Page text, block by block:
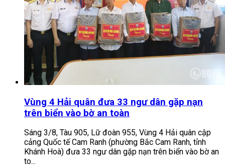
Vùng 4 Hải quân đưa 33 ngư dân gặp nạn
trên biển vào bờ an toàn
Sáng 3/8, Tàu 905, Lữ đoàn 955, Vùng 4 Hải quân cập
cảng Quốc tế Cam Ranh (phường Bắc Cam Ranh, tỉnh
Khánh Hoà) đưa 33 ngư dân gặp nạn trên biển vào bờ an
to...